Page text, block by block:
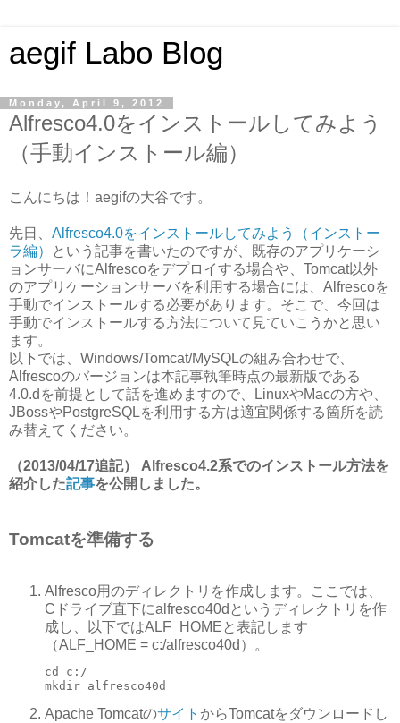
aegif Labo Blog
Monday, April 9, 2012
Alfresco4.0をインストールしてみよう
（手動インストール編）
こんにちは！aegifの大谷です。
先日、 Alfresco4.0をインストールしてみよう（インストー
ラ編）
という記事を書いたのですが、既存のアプリケーシ
ョンサーバにAlfrescoをデプロイする場合や、Tomcat以外
のアプリケーションサーバを利用する場合には、Alfrescoを
手動でインストールする必要があります。そこで、今回は
手動でインストールする方法について見ていこうかと思い
ます。
以下では、Windows/Tomcat/MySQLの組み合わせで、
Alfrescoのバージョンは本記事執筆時点の最新版である
4.0.dを前提として話を進めますので、LinuxやMacの方や、
JBossやPostgreSQLを利用する方は適宜関係する箇所を読
み替えてください。
（2013/04/17追記） Alfresco4.2系でのインストール方法を
紹介した記事を公開しました。
Tomcatを準備する
Alfresco用のディレクトリを作成します。ここでは、
Cドライブ直下にalfresco40dというディレクトリを作
成し、以下ではALF_HOMEと表記します
（ALF_HOME = c:/alfresco40d）。
cd c:/
mkdir alfresco40d
Apache Tomcatのサイト からTomcatをダウンロードし